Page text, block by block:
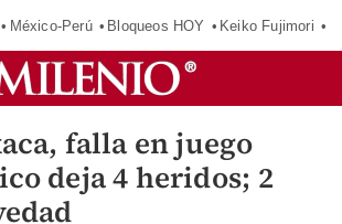
México-Perú Bloqueos HOY Keiko Fujimori
falla en juego
deja 4 heridos; 2